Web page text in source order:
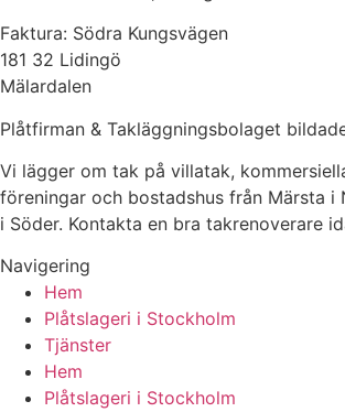
Faktura: Södra Kungsvägen
181 32 Lidingö
Mälardalen
Plåtfirman & Takläggningsbolaget
Vi lägger om tak på villatak,
föreningar och bostadshus från Märsta i
i Söder. Kontakta en bra takrenoverare
Navigering
Hem
Plåtslageri i Stockholm
Tjänster
Hem
Plåtslageri i Stockholm